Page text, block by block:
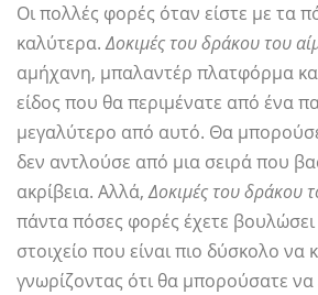
Οι πολλές φορές όταν είστε με τα
καλύτερα.Δοκιμές του δράκου του
αμήχανη, μπαλαντέρ πλατφόρμα
είδος που θα περιμένατε από ένα
μεγαλύτερο από αυτό. Θα
δεν αντλούσε από μια σειρά που
ακρίβεια. Αλλά,Δοκιμές του δράκου
πάντα πόσες φορές έχετε βουλώσει
στοιχείο που είναι πιο δύσκολο να
γνωρίζοντας ότι θα μπορούσατε να